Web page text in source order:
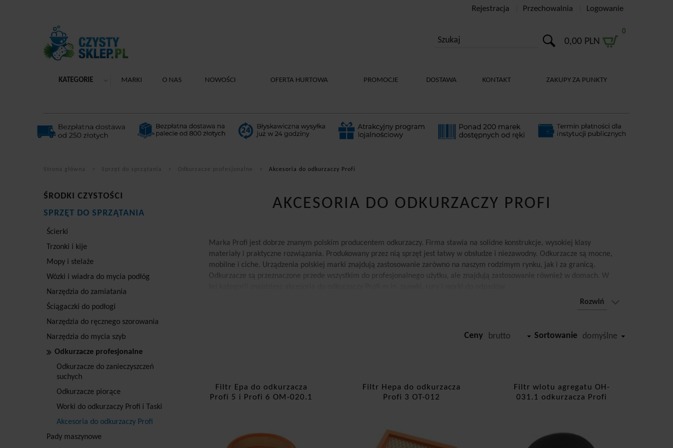
Rejestracja Przechowalnia Logowanie
0,00 PLN
0
KATEGORIE MARKI O NAS NOWOŚCI OFERTA HURTOWA PROMOCJE DOSTAWA KONTAKT ZAKUPY ZA PUNKTY
Strona główna Sprzęt do sprzątania Odkurzacze profesjonalne Akcesoria do odkurzaczy Profi
ŚRODKI CZYSTOŚCI
SPRZĘT DO SPRZĄTANIA
Ścierki
Trzonki i kije
Mopy i stelaże
Wózki i wiadra do mycia podłóg
Narzędzia do zamiatania
Ściągaczki do podłogi
Narzędzia do ręcznego szorowania
Narzędzia do mycia szyb
Odkurzacze profesjonalne
Odkurzacze do zanieczyszczeń
suchych
Odkurzacze piorące
Worki do odkurzaczy Profi i Taski
Akcesoria do odkurzaczy Profi
Pady maszynowe
AKCESORIA DO ODKURZACZY PROFI
Marka Profi jest dobrze znanym polskim producentem odkurzaczy. Firma stawia na solidne konstrukcje, wysokiej klasy
materiały i praktyczne rozwiązania. Produkowany przez nią sprzęt jest łatwy w obsłudze i niezawodny. Odkurzacze są mocne,
mobilne i ciche. Urządzenia polskiej marki znajdują zastosowanie zarówno na naszym rodzimym rynku, jak i za granicą.
Odkurzacze są przeznaczone przede wszystkim do profesjonalnego użytku, ale znajdują zastosowanie również w domach. W
99,97% cząstek o wielkości ≥ 0,3 mikrona. Oznacza to, że filtr skutecznie zatrzymuje m.in. kurz, pyłki, roztocza, alergeny,
przychodniach, gabinetach lekarskich, ale też przedszkolach czy restauracjach. Filtr Hepa wspomaga system filtracji poprzez
W tej kategorii znajdziesz także wszystkie potrzebne części do odkurzaczy. W ten sposób możesz łatwo wymienić zniszczony
Rozwiń
Ceny brutto Sortowanie domyślne
Filtr Epa do odkurzacza
Profi 5 i Profi 6 OM-020.1
Filtr Hepa do odkurzacza
Profi 3 OT-012
Filtr wlotu agregatu OH-
031.1 odkurzacza Profi